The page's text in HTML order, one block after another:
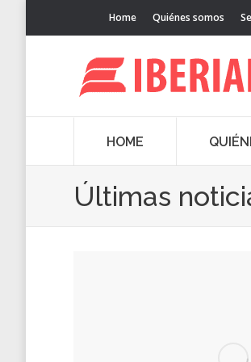
Home Quiénes somos
HOME
Últimas